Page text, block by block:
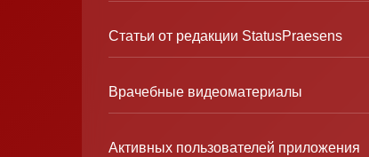
Статьи от редакции StatusPraesens
Врачебные видеоматериалы
Активных пользователей приложения